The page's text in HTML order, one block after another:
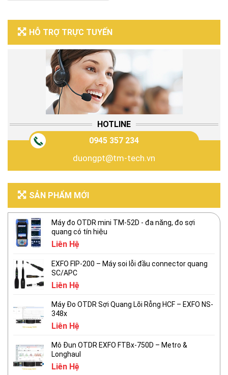
HỖ TRỢ TRỰC TUYẾN
HOTLINE
0945 357 234
duongpt@tm-tech.vn
SẢN PHẨM MỚI
Máy đo OTDR mini TM-52D - đa năng, đo sợi
quang có tín hiệu
Liên Hệ
EXFO FIP-200 – Máy soi lỗi đầu connector quang
SC/APC
Liên Hệ
Máy Đo OTDR Sợi Quang Lõi Rỗng HCF – EXFO NS-
348x
Liên Hệ
Mô Đun OTDR EXFO FTBx-750D – Metro &
Longhaul
Liên Hệ